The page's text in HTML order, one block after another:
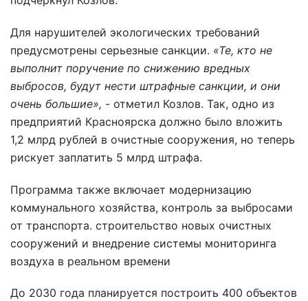
Для нарушителей экологических требований
предусмотрены серьезные санкции. «Те, кто не
выполнит поручение по снижению вредных
выбросов, будут нести штрафные санкции, и они
очень большие», - отметил Козлов. Так, одно из
предприятий Красноярска должно было вложить
1,2 млрд рублей в очистные сооружения, но теперь
рискует заплатить 5 млрд штрафа.
Программа также включает модернизацию
коммунального хозяйства, контроль за выбросами
от транспорта. строительство новых очистных
сооружений и внедрение системы мониторинга
воздуха в реальном времени
До 2030 года планируется построить 400 объектов